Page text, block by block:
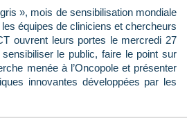
», mois de sensibilisation mondiale
équipes de cliniciens et chercheurs
ouvrent leurs portes le mercredi 27
sensibiliser le public, faire le point sur
menée à l’Oncopole et présenter
innovantes développées par les